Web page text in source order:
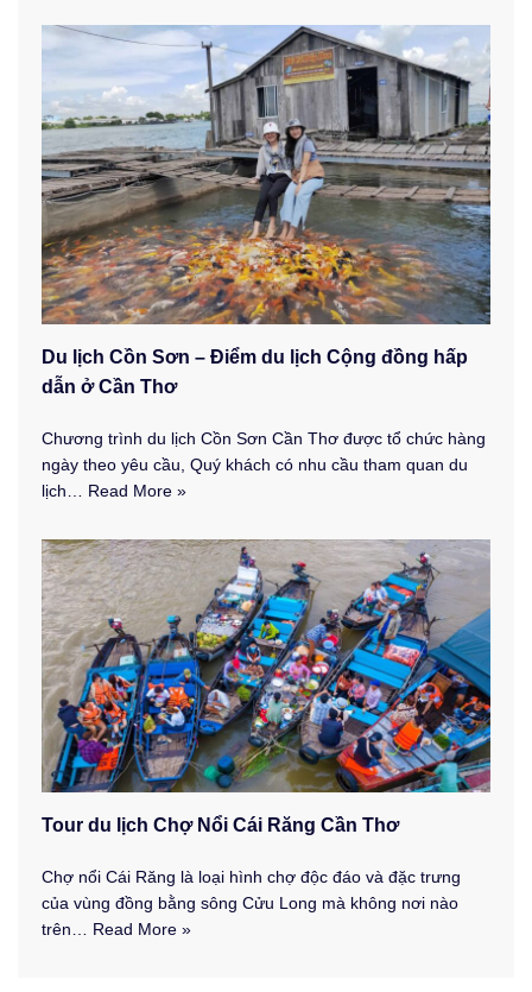
Du lịch Cồn Sơn – Điểm du lịch Cộng đồng hấp
dẫn ở Cần Thơ
Chương trình du lịch Cồn Sơn Cần Thơ được tổ chức hàng
ngày theo yêu cầu, Quý khách có nhu cầu tham quan du
lịch… Read More »
Tour du lịch Chợ Nổi Cái Răng Cần Thơ
Chợ nổi Cái Răng là loại hình chợ độc đáo và đặc trưng
của vùng đồng bằng sông Cửu Long mà không nơi nào
trên… Read More »